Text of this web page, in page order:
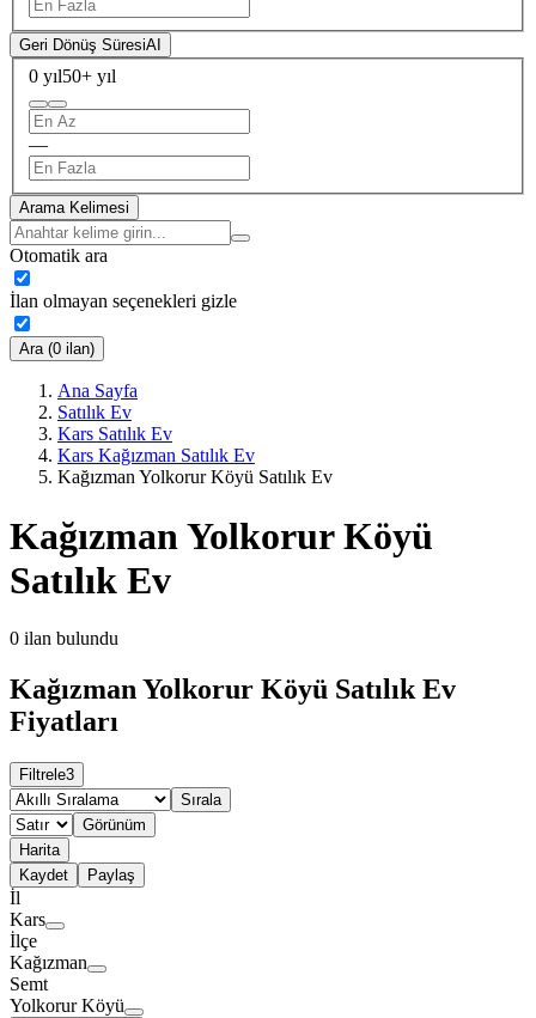
Geri Dönüş SüresiAI
0 yıl50+ yıl
—
Arama Kelimesi
Otomatik ara
İlan olmayan seçenekleri gizle
Ara (0 ilan)
Ana Sayfa
Satılık Ev
Kars Satılık Ev
Kars Kağızman Satılık Ev
Kağızman Yolkorur Köyü Satılık Ev
Kağızman Yolkorur Köyü
Satılık Ev
0 ilan bulundu
Kağızman Yolkorur Köyü Satılık Ev
Fiyatları
Filtrele3
Sırala
Görünüm
Harita
Kaydet
Paylaş
İl
Kars
İlçe
Kağızman
Semt
Yolkorur Köyü